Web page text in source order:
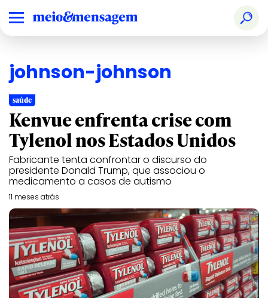
johnson-johnson
saúde
Kenvue enfrenta crise com
Tylenol nos Estados Unidos
Fabricante tenta confrontar o discurso do
presidente Donald Trump, que associou o
medicamento a casos de autismo
11 meses atrás